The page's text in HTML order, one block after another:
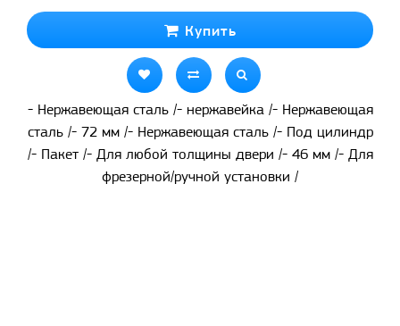
Купить
- Нержавеющая сталь /- нержавейка /- Нержавеющая
сталь /- 72 мм /- Нержавеющая сталь /- Под цилиндр
/- Пакет /- Для любой толщины двери /- 46 мм /- Для
фрезерной/ручной установки /